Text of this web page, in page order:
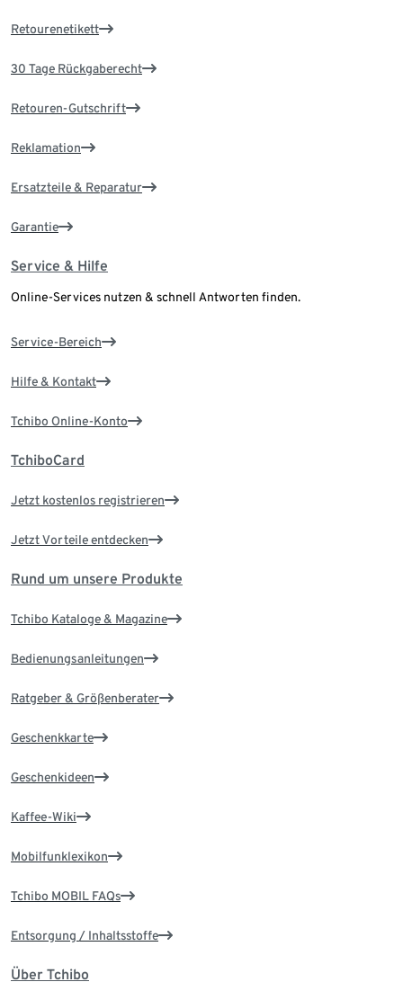
Retourenetikett
30 Tage Rückgaberecht
Retouren-Gutschrift
Reklamation
Ersatzteile & Reparatur
Garantie
Service & Hilfe
Online-Services nutzen & schnell Antworten finden.
Service-Bereich
Hilfe & Kontakt
Tchibo Online-Konto
TchiboCard
Jetzt kostenlos registrieren
Jetzt Vorteile entdecken
Rund um unsere Produkte
Tchibo Kataloge & Magazine
Bedienungsanleitungen
Ratgeber & Größenberater
Geschenkkarte
Geschenkideen
Kaffee-Wiki
Mobilfunklexikon
Tchibo MOBIL FAQs
Entsorgung / Inhaltsstoffe
Über Tchibo